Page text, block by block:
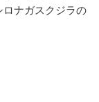
ナガスクジラの